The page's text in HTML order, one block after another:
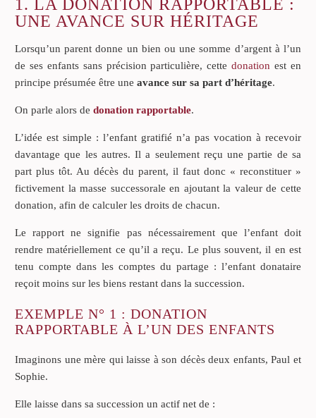
1. LA DONATION RAPPORTABLE :
UNE AVANCE SUR HÉRITAGE
Lorsqu’un parent donne un bien ou une somme d’argent à l’un
de ses enfants sans précision particulière, cettedonation est en
principe présumée être une avance sur sa part d’héritage.
On parle alors de donation rapportable.
L’idée est simple : l’enfant gratifié n’a pas vocation à recevoir
davantage que les autres. Il a seulement reçu une partie de sa
part plus tôt. Au décès du parent, il faut donc « reconstituer »
fictivement la masse successorale en ajoutant la valeur de cette
donation, afin de calculer les droits de chacun.
Le rapport ne signifie pas nécessairement que l’enfant doit
rendre matériellement ce qu’il a reçu. Le plus souvent, il en est
tenu compte dans les comptes du partage : l’enfant donataire
reçoit moins sur les biens restant dans la succession.
EXEMPLE N° 1 : DONATION
RAPPORTABLE À L’UN DES ENFANTS
Imaginons une mère qui laisse à son décès deux enfants, Paul et
Sophie.
Elle laisse dans sa succession un actif net de :